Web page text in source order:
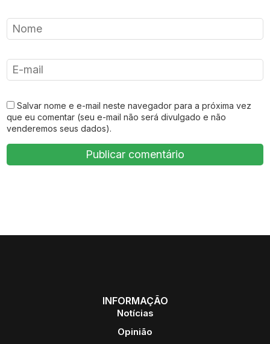
Salvar nome e e-mail neste navegador para a próxima vez
que eu comentar (seu e-mail não será divulgado e não
venderemos seus dados).
INFORMAÇÃO
Notícias
Opinião